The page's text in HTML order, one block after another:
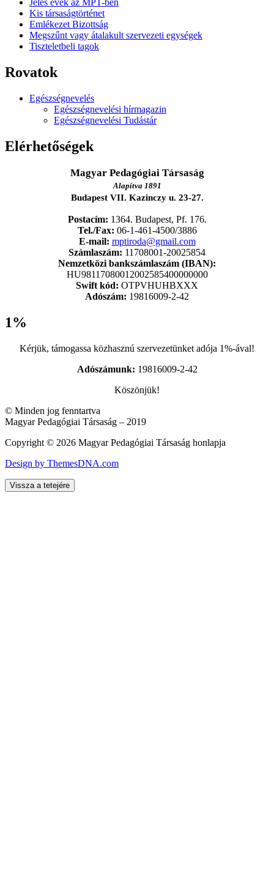
Jeles évek az MPT-ben
Kis társaságtörténet
Emlékezet Bizottság
Megszűnt vagy átalakult szervezeti egységek
Tiszteletbeli tagok
Rovatok
Egészségnevelés
Egészségnevelési hírmagazin
Egészségnevelési Tudástár
Elérhetőségek
Magyar Pedagógiai Társaság
Alapítva 1891
Budapest VII. Kazinczy u. 23-27.
Postacím: 1364. Budapest, Pf. 176.
Tel./Fax: 06-1-461-4500/3886
E-mail: mptiroda@gmail.com
Számlaszám: 11708001-20025854
Nemzetközi bankszámlaszám (IBAN):
HU98117080012002585400000000
Swift kód: OTPVHUHBXXX
Adószám: 19816009-2-42
1%
Kérjük, támogassa közhasznú szervezetünket adója 1%-ával!
Adószámunk: 19816009-2-42
Köszönjük!
© Minden jog fenntartva
Magyar Pedagógiai Társaság – 2019
Copyright © 2026 Magyar Pedagógiai Társaság honlapja
Design by ThemesDNA.com
Vissza a tetejére